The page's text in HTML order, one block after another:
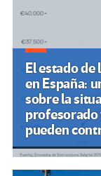
El estado
en España:
sobre la
profesorado
pueden